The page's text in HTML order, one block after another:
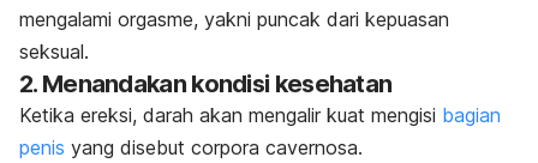
mengalami orgasme, yakni puncak dari kepuasan
seksual.
2. Menandakan kondisi kesehatan
Ketika ereksi, darah akan mengalir kuat mengisi bagian
penis yang disebut corpora cavernosa.